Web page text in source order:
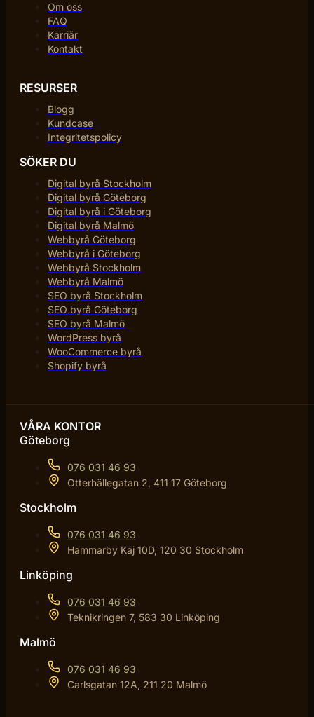
Om oss
FAQ
Karriär
Kontakt
RESURSER
Blogg
Kundcase
Integritetspolicy
SÖKER DU
Digital byrå Stockholm
Digital byrå Göteborg
Digital byrå i Göteborg
Digital byrå Malmö
Webbyrå Göteborg
Webbyrå i Göteborg
Webbyrå Stockholm
Webbyrå Malmö
SEO byrå Stockholm
SEO byrå Göteborg
SEO byrå Malmö
WordPress byrå
WooCommerce byrå
Shopify byrå
VÅRA KONTOR
Göteborg
076 031 46 93
Otterhällegatan 2, 411 17 Göteborg
Stockholm
076 031 46 93
Hammarby Kaj 10D, 120 30 Stockholm
Linköping
076 031 46 93
Teknikringen 7, 583 30 Linköping
Malmö
076 031 46 93
Carlsgatan 12A, 211 20 Malmö